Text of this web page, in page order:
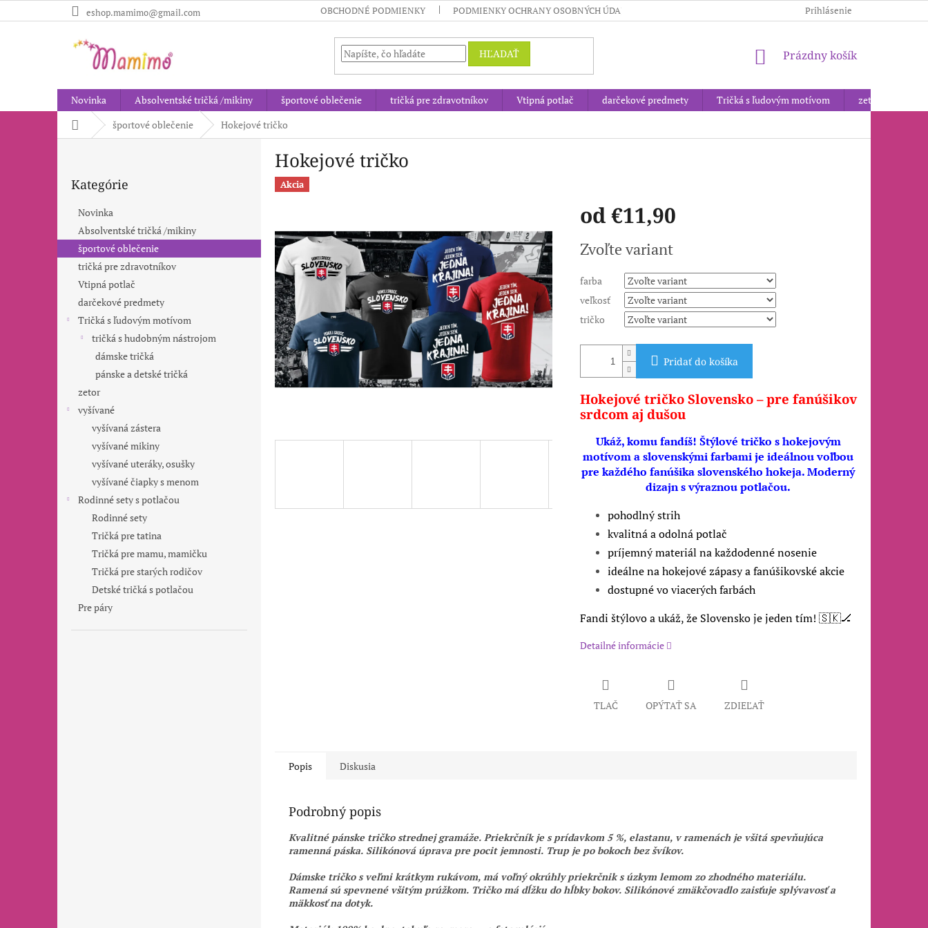
na
eshop.mamimo@gmail.com OBCHODNÉ PODMIENKY PODMIENKY OCHRANY OSOBNÝCH ÚDAJOV Prihlásenie
HĽADAŤ
NÁKUPNÝ
Prázdny košík
Novinka Absolventské tričká /mikiny športové oblečenie tričká pre zdravotníkov Vtipná potlač darčekové predmety Tričká s ľudovým motívom zetor
Domovšportové oblečenie Hokejové tričko
a
kategórie
Kategórie
Novinka
Absolventské tričká /mikiny
športové oblečenie
tričká pre zdravotníkov
Vtipná potlač
darčekové predmety
Tričká s ľudovým motívom
tričká s hudobným nástrojom
dámske tričká
pánske a detské tričká
zetor
vyšívané
vyšívaná zástera
vyšívané mikiny
vyšívané uteráky, osušky
vyšívané čiapky s menom
Rodinné sety s potlačou
Rodinné sety
Tričká pre tatina
Tričká pre mamu, mamičku
Tričká pre starých rodičov
Detské tričká s potlačou
Pre páry
Hokejové tričko
Akcia
od€11,90
cena:
Zvoľte variant
farba
veľkosť
tričko
Pridať do košíka
Hokejové tričko Slovensko – pre fanúšikov
srdcom aj dušou
Ukáž, komu fandíš! Štýlové tričko s hokejovým
motívom a slovenskými farbami je ideálnou voľbou
pre každého fanúšika slovenského hokeja. Moderný
dizajn s výraznou potlačou.
pohodlný strih
kvalitná a odolná potlač
príjemný materiál na každodenné nosenie
ideálne na hokejové zápasy a fanúšikovské akcie
dostupné vo viacerých farbách
Fandi štýlovo a ukáž, že Slovensko je jeden tím! 🇸🇰🏒
Detailné informácie
TLAČ OPÝTAŤ SA ZDIEĽAŤ
Popis Diskusia
Podrobný popis
Kvalitné pánske tričko strednej gramáže. Priekrčník je s prídavkom 5 %, elastanu, v ramenách je všitá spevňujúca
ramenná páska. Silikónová úprava pre pocit jemnosti. Trup je po bokoch bez švíkov.
Dámske tričko s veľmi krátkym rukávom, má voľný okrúhly priekrčnik s úzkym lemom zo zhodného materiálu.
Ramená sú spevnené všitým prúžkom. Tričko má dĺžku do hĺbky bokov. Silikónové zmäkčovadlo zaisťuje splývavosť a
mäkkosť na dotyk.